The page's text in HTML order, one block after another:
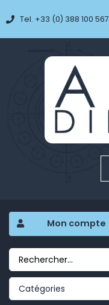
Tel. +33 (0) 388 100 567
Mon compte